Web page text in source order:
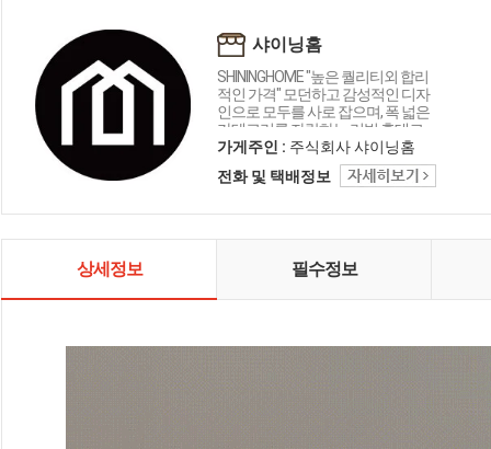
샤이닝홈
SHININGHOME "높은 퀄리티외 합리
적인 가격" 모던하고 감성적인 디자
인으로 모두를 사로 잡으며, 폭 넓은
카테고리를 자랑하는 리빙 홈데코
인테리어 샤이닝홈입니다.
가게주인 : 주식회사 샤이닝홈
전화 및 택배정보
상세정보 필수정보